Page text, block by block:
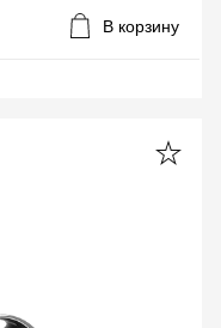
В корзину